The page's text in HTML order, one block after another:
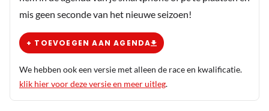
mis geen seconde van het nieuwe seizoen!
+ TOEVOEGEN AAN AGENDA
We hebben ook een versie met alleen de race en kwalificatie.
klik hier voor deze versie en meer uitleg.